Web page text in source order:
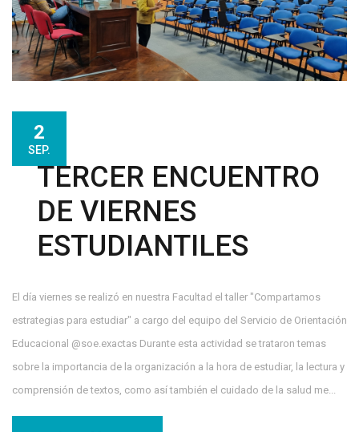
2
SEP.
TERCER ENCUENTRO
DE VIERNES
ESTUDIANTILES
El día viernes se realizó en nuestra Facultad el taller "Compartamos
estrategias para estudiar" a cargo del equipo del Servicio de Orientación
Educacional @soe.exactas Durante esta actividad se trataron temas
sobre la importancia de la organización a la hora de estudiar, la lectura y
comprensión de textos, como así también el cuidado de la salud me...